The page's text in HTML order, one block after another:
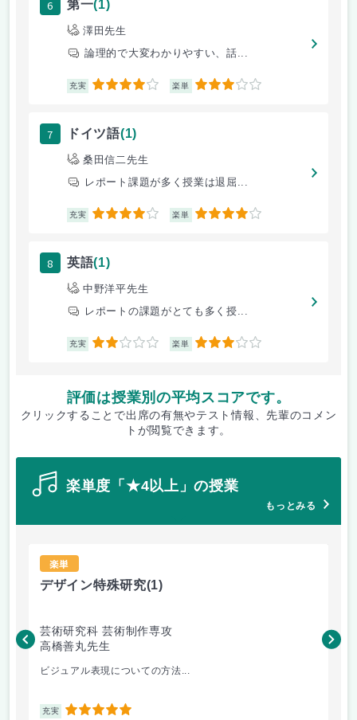
6 第一(1)
澤田先生
論理的で大変わかりやすい、話...
充実 4 楽単 3
7 ドイツ語(1)
桑田信二先生
レポート課題が多く授業は退屈...
充実 4 楽単 4
8 英語(1)
中野洋平先生
レポートの課題がとても多く授...
充実 2 楽単 3
評価は授業別の平均スコアです。
クリックすることで出席の有無やテスト情報、先輩のコメン
トが閲覧できます。
楽単度「★4以上」の授業
もっとみる
楽単
デザイン特殊研究(1)
芸術研究科 芸術制作専攻
高橋善丸先生
ビジュアル表現についての方法...
充実 5
加